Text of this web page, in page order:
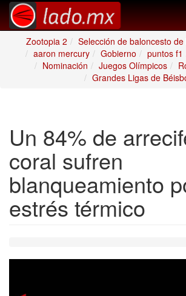
Zootopia 2
Selección de baloncesto
aaron mercury
Gobierno puntos f1
Nominación
Juegos Olímpicos
Grandes Ligas de
Un 84% de
coral sufren
blanqueamiento
estrés térmico